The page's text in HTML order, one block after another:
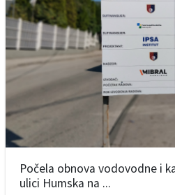
Počela obnova vodovodne i
ulici Humska na ...